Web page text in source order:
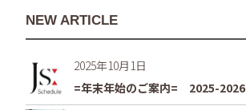
NEW ARTICLE
2025年10月1日
=年末年始のご案内= 2025-2026